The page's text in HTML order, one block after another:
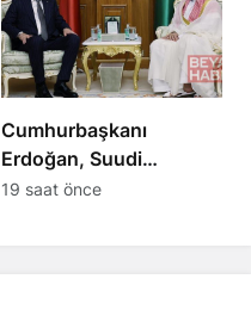
Cumhurbaşkanı
Erdoğan, Suudi
Arabistan Veliaht Prensi
19 saat önce